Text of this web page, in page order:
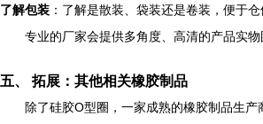
了解包装 ：了解是散装、袋装还是卷装，便于仓
专业的厂家会提供多角度、高清的产品实物
五、 拓展：其他相关橡胶制品
除了硅胶O型圈，一家成熟的橡胶制品生